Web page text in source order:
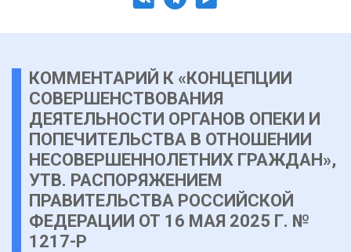
КОММЕНТАРИЙ К «КОНЦЕПЦИИ
СОВЕРШЕНСТВОВАНИЯ
ДЕЯТЕЛЬНОСТИ ОРГАНОВ ОПЕКИ И
ПОПЕЧИТЕЛЬСТВА В ОТНОШЕНИИ
НЕСОВЕРШЕННОЛЕТНИХ ГРАЖДАН»,
УТВ. РАСПОРЯЖЕНИЕМ
ПРАВИТЕЛЬСТВА РОССИЙСКОЙ
ФЕДЕРАЦИИ ОТ 16 МАЯ 2025 Г. №
1217-Р